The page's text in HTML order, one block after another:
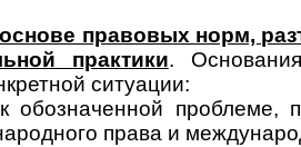
правовых норм,
прак­ти­ки.
ситуации:
обозначенной проблеме,
права и